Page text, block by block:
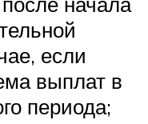
если
выплат в
периода;